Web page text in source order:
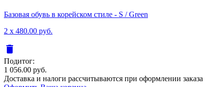
Базовая обувь в корейском стиле - S / Green
2 x 480.00 руб.
delete
Подитог:
1 056.00 руб.
Доставка и налоги рассчитываются при оформлении заказа